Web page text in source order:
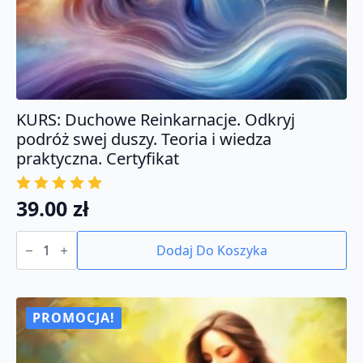
KURS: Duchowe Reinkarnacje. Odkryj
podróż swej duszy. Teoria i wiedza
praktyczna. Certyfikat
39.00 zł
ilość
KURS:
Reinkarnacje.
podróż
swej
duszy.
Teoria
Dodaj Do Koszyka
PROMOCJA!